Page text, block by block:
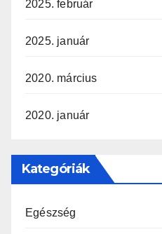
2025. február
2025. január
2020. március
2020. január
Kategóriák
Egészség